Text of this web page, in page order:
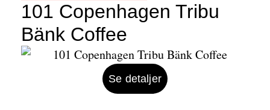
101 Copenhagen Tribu
Bänk Coffee
Se detaljer